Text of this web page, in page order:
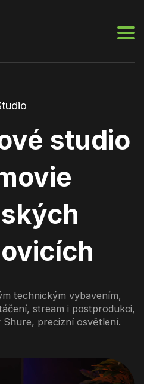
studio
technickým vybavením,
stream i postprodukci,
precizní osvětlení.